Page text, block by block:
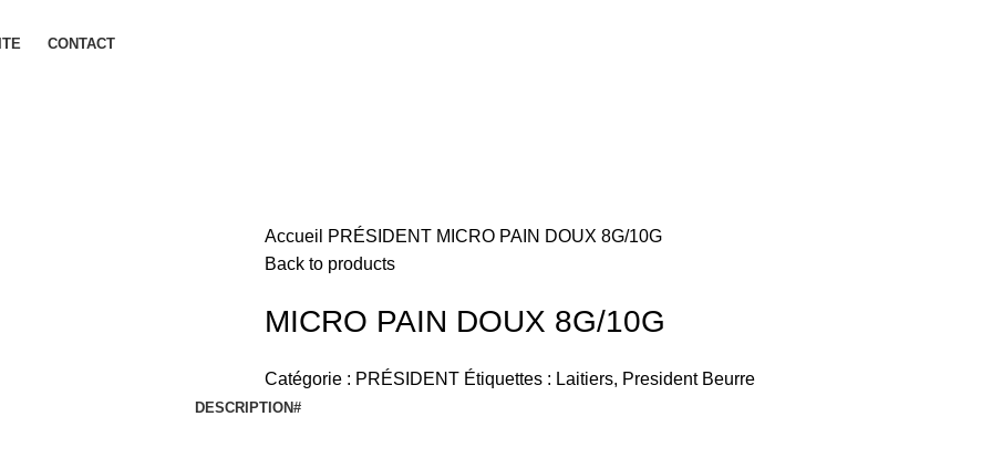
CONTACT
Accueil PRÉSIDENT MICRO PAIN DOUX 8G/10G
Back to products
MICRO PAIN DOUX 8G/10G
Catégorie : PRÉSIDENT Étiquettes : Laitiers, President Beurre
DESCRIPTION#